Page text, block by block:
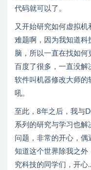
代码就可以了。
又开始研究如何虚拟
难题啊，因为我知道科
脑，所以一直在找如何
百度了很多，一直没
软件叫机器修改大师的
吼。
至此，8年之后，我与
系列的研究与学习也
问题，非常的开心，偶
知道这个世界除我之外
究科技的同学们，开